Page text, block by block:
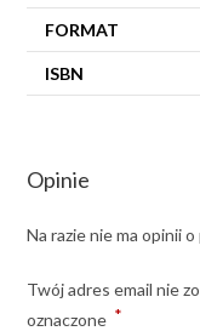
FORMAT
ISBN
Opinie
Na razie nie ma opinii
Twój adres email nie
oznaczone *